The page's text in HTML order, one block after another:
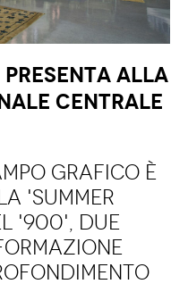
presenta alla
Centrale
Grafico è
'Summer
'900', due